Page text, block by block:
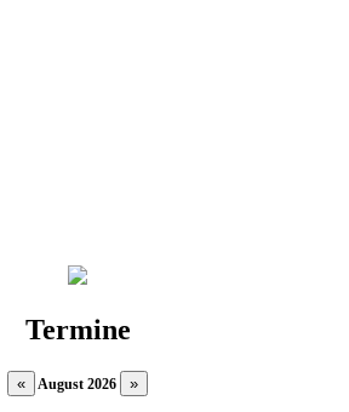
Termine
August 2026